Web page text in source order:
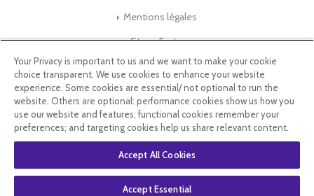
Mentions légales
Store-Factory
Qui Sommes nous ?
Parrainage
Blog & Conseils
Select Language
Your Privacy is important to us and we want to make your cookie
choice transparent. We use cookies to enhance your website
experience. Some cookies are essential/ not optional to run the
website. Others are optional: performance cookies show us how you
use our website and features; functional cookies remember your
preferences; and targeting cookies help us share relevant content.
Accept All Cookies
Accept Essential